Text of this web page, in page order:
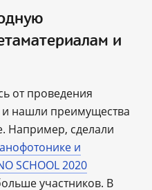
и
от проведения
нашли преимущества
Например, сделали
и
SCHOOL 2020
участников. В